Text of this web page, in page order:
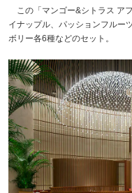
この「マンゴー&シトラス ア
イナップル、パッションフルー
ボリー各6種などのセット。